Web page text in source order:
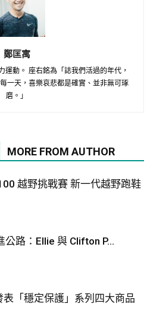
鄭匡寓
運動。 座右銘為「誌我們活過的年代，
一天，喜樂哀悲都是確實、並非無可琢
磨。」
MORE FROM AUTHOR
越野挑戰賽 新一代越野跑鞋
公路：Ellie 與 Clifton P...
表「穩定保護」系列四大商品